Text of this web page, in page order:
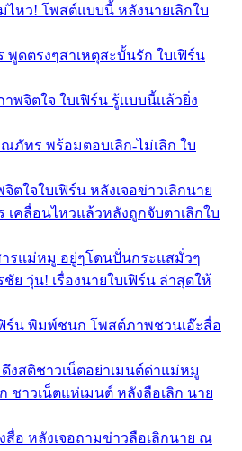
ไหว! โพสต์แบบนี้ หลังนายเลิกใบ
ดตรงๆสาเหตุสะบั้นรัก ใบเฟิร์น
จิตใจ ใบเฟิร์น รู้เเบบนี้เเล้วยิ่ง
ภัทร พร้อมตอบเลิก-ไม่เลิก ใบ
ตใจใบเฟิร์น หลังเจอข่าวเลิกนาย
คลื่อนไหวแล้วหลังถูกจับตาเลิกใบ
รแม่หมู อยู่ๆโดนปั่นกระแสมั่วๆ
ย วุ่น! เรื่องนายใบเฟิร์น ล่าสุดให้
ร์น พิมพ์ชนก โพสต์ภาพชวนเอ๊ะสื่อ
สติชาวเน็ตอย่าเมนต์ด่าแม่หมู
ชาวเน็ตแห่เมนต์ หลังลือเลิก นาย
สื่อ หลังเจอถามข่าวลือเลิกนาย ณ